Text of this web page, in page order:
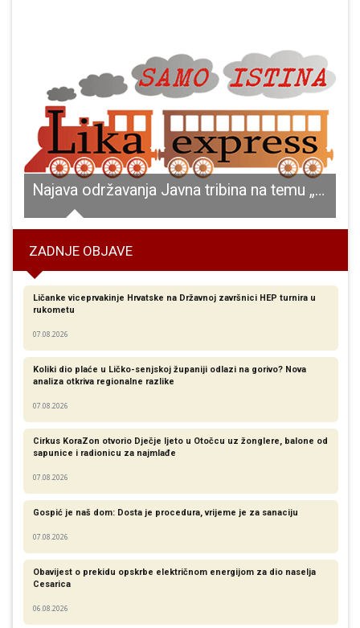
Najava održavanja Javna tribina na temu „Psihosocijalni rad sa žrtvama nasilja, sa počiniteljima nasilja u obitelji te maloljetnim počiniteljima kaznenih djela“
ZADNJE OBJAVE
Ličanke viceprvakinje Hrvatske na Državnoj završnici HEP turnira u
rukometu
07.08.2026
Koliki dio plaće u Ličko-senjskoj županiji odlazi na gorivo? Nova
analiza otkriva regionalne razlike​
07.08.2026
Cirkus KoraZon otvorio Dječje ljeto u Otočcu uz žonglere, balone od
sapunice i radionicu za najmlađe
07.08.2026
Gospić je naš dom: Dosta je procedura, vrijeme je za sanaciju
07.08.2026
Obavijest o prekidu opskrbe električnom energijom za dio naselja
Cesarica
06.08.2026